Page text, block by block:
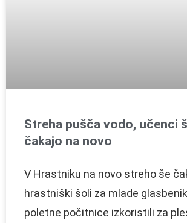
Streha pušča vodo, učenci
čakajo na novo
V Hrastniku na novo streho še
hrastniški šoli za mlade
poletne počitnice izkoristili za